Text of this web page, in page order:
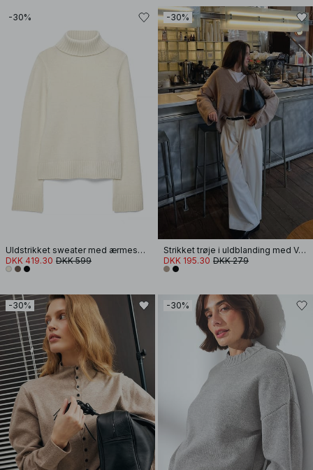
-30%
Uldstrikket sweater med ærmesplit
DKK 419.30 DKK 599
-30%
Strikket trøje i uldblanding med V-udskæring
DKK 195.30 DKK 279
-30% -30%